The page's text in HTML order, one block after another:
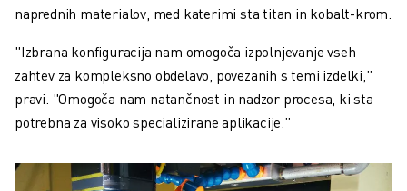
naprednih materialov, med katerimi sta titan in kobalt-krom.
"Izbrana konfiguracija nam omogoča izpolnjevanje vseh
zahtev za kompleksno obdelavo, povezanih s temi izdelki,"
pravi. "Omogoča nam natančnost in nadzor procesa, ki sta
potrebna za visoko specializirane aplikacije."